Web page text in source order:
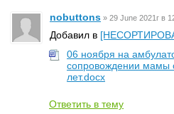
nobuttons » 29 June 2021г в
Добавил в
06 ноября на
сопровождении мамы
лет.docx
Ответить в тему